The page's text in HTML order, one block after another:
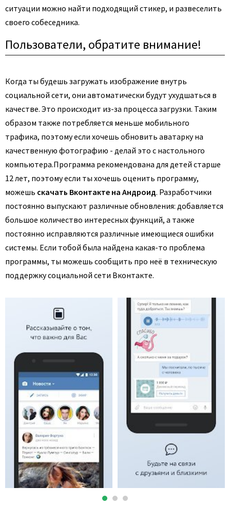
ситуации можно найти подходящий стикер, и развеселить
своего собеседника.
Пользователи, обратите внимание!
Когда ты будешь загружать изображение внутрь
социальной сети, они автоматически будут ухудшаться в
качестве. Это происходит из-за процесса загрузки. Таким
образом также потребляется меньше мобильного
трафика, поэтому если хочешь обновить аватарку на
качественную фотографию - делай это с настольного
компьютера.Программа рекомендована для детей старше
12 лет, поэтому если ты хочешь оценить программу,
можешь скачать Вконтакте на Андроид. Разработчики
постоянно выпускают различные обновления: добавляется
большое количество интересных функций, а также
постоянно исправляются различные имеющиеся ошибки
системы. Если тобой была найдена какая-то проблема
программы, ты можешь сообщить про неё в техническую
поддержку социальной сети Вконтакте.